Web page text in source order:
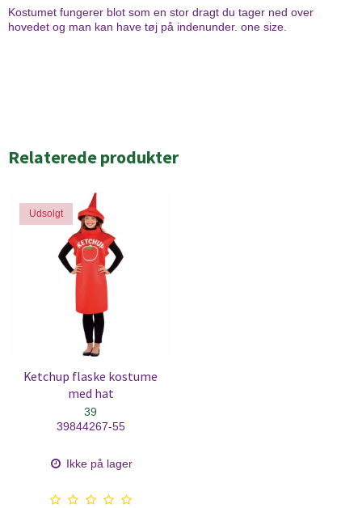
Kostumet fungerer blot som en stor dragt du tager ned over
hovedet og man kan have tøj på indenunder. one size.
Relaterede produkter
Udsolgt
Ketchup flaske kostume
med hat
39
39844267-55
Ikke på lager